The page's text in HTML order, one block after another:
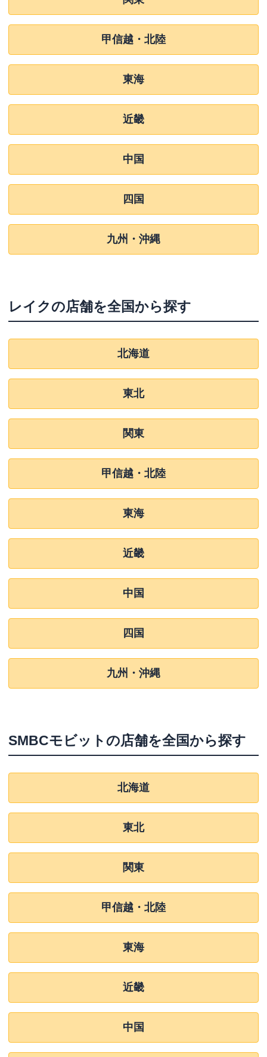
甲信越・北陸
東海
近畿
中国
四国
九州・沖縄
レイクの店舗を全国から探す
北海道
東北
関東
甲信越・北陸
東海
近畿
中国
四国
九州・沖縄
SMBCモビット の店舗を全国から探す
北海道
東北
関東
甲信越・北陸
東海
近畿
中国